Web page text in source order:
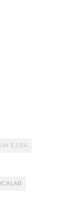
EZRA